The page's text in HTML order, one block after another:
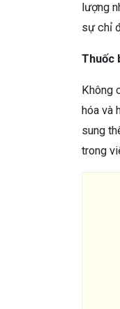
lượng
sự chỉ
Thuốc
Không
hóa và
sung
trong